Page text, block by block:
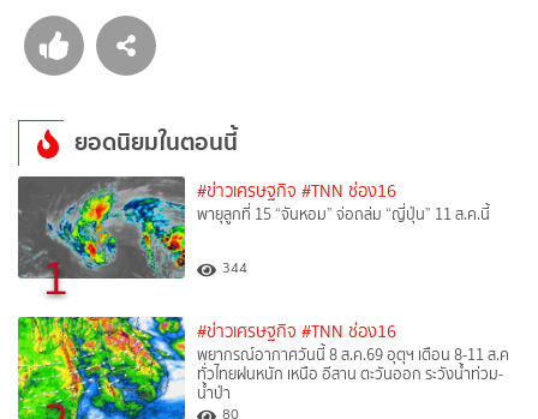
ยอดนิยมในตอนนี้
1
#ข่าวเศรษฐกิจ #TNN ช่อง16
พายุลูกที่ 15 “จันหอม” จ่อถล่ม “ญี่ปุ่น” 11 ส.ค.นี้
344
#ข่าวเศรษฐกิจ #TNN ช่อง16
พยากรณ์อากาศวันนี้ 8 ส.ค.69 อุตุฯ เตือน 8-11 ส.ค
ทั่วไทยฝนหนัก เหนือ อีสาน ตะวันออก ระวังน้ำท่วม-
น้ำป่า
80